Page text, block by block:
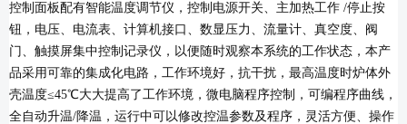
控制面板配有智能温度调节仪，控制电源开关、主加热工作 /停止按
钮，电压、电流表、计算机接口、数显压力、流量计、真空度、阀
门、触摸屏集中控制记录仪，以便随时观察本系统的工作状态，本产
品采用可靠的集成化电路，工作环境好，抗干扰，最高温度时炉体外
壳温度≤45℃大大提高了工作环境，微电脑程序控制，可编程序曲线，
全自动升温/降温，运行中可以修改控温参数及程序，灵活方便、操作